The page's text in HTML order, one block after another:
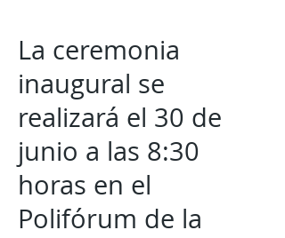
La ceremonia
inaugural se
realizará el 30 de
junio a las 8:30
horas en el
Polifórum de la